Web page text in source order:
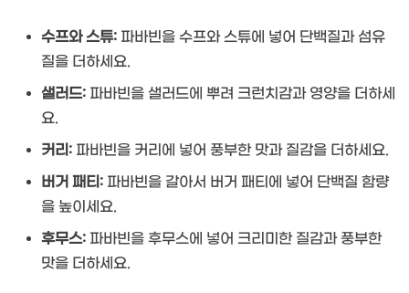
수프와 스튜: 파바빈을 수프와 스튜에 넣어 단백질과 섬유
질을 더하세요.
샐러드: 파바빈을 샐러드에 뿌려 크런치감과 영양을 더하세
요.
커리: 파바빈을 커리에 넣어 풍부한 맛과 질감을 더하세요.
버거 패티: 파바빈을 갈아서 버거 패티에 넣어 단백질 함량
을 높이세요.
후무스: 파바빈을 후무스에 넣어 크리미한 질감과 풍부한
맛을 더하세요.